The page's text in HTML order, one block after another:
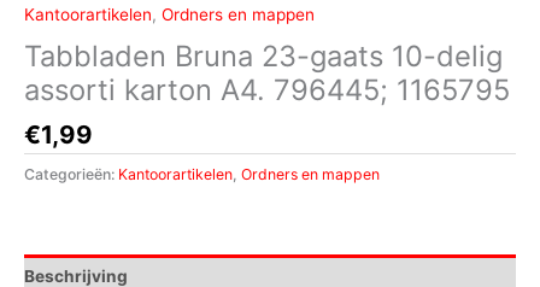
Kantoorartikelen, Ordners en mappen
Tabbladen Bruna 23-gaats 10-delig
assorti karton A4. 796445; 1165795
€1,99
Categorieën: Kantoorartikelen, Ordners en mappen
Beschrijving